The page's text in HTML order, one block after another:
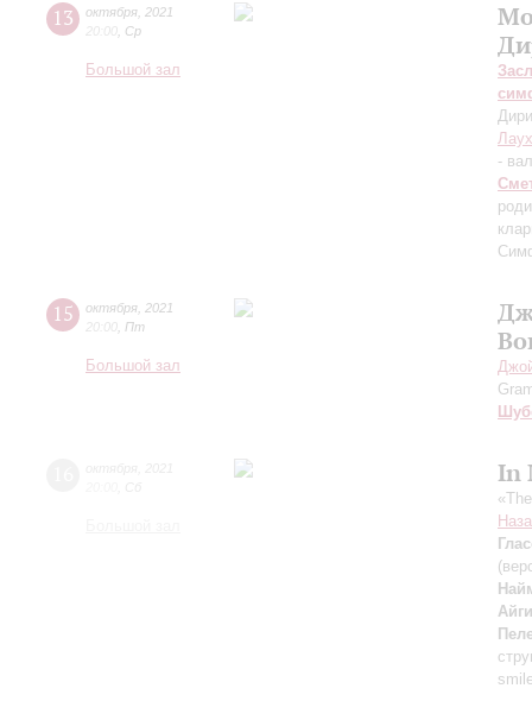
13 октября 2021
20:00 Ср
Большой зал
-
15 октября 2021
20:00 Пт
Большой зал
In
Айги